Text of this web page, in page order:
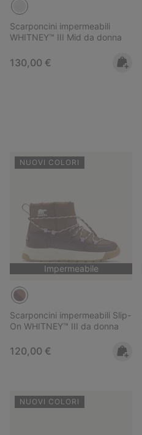
Scarponcini impermeabili
WHITNEY™ III Mid da donna
Regular price:
130,00 €
NUOVI COLORI
Impermeabile
Scarponcini impermeabili Slip-
On WHITNEY™ III da donna
Regular price:
120,00 €
NUOVI COLORI